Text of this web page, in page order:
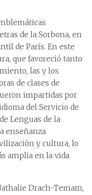
de la Sorbona, en
de París. En este
que favoreció tanto
las y los
de clases de
impartidas por
del Servicio de
Lenguas de la
enseñanza
y cultura, lo
amplia en la vida
Drach-Temam,